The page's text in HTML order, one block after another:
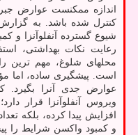
اندازه ممکنست عوارض
کنترل شده باشد. به
شیوع گسترده آنفلوآنزا و
رعایت نکات بهداشتی،
محلهای شلوغ، مهم ترین
است. پیشگیری ساده، اما
عوارض جدی آنرا
ویروس آنفلوآنزا قرار
افزایش پیدا کرده، بلکه
و کمبود واکسن شرایط را